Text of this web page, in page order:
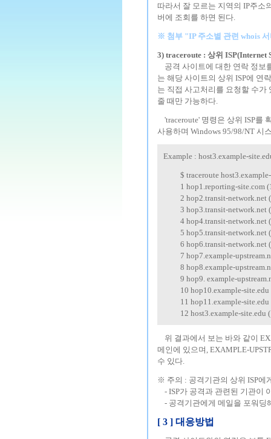
따라서 잘 모르는 지역의 IP주소
버에 조회를 하면 된다.
※ 첨부 "IP 주소별 관련 whois
3) traceroute : 상위 ISP(Internet
공격 사이트에 대한 연락 정보
는 해당 사이트의 상위 ISP에 연
는 직접 사고처리를 요청할 수가
줄 때만 가능하다.
'traceroute' 명령은 상위 ISP를
사용하며 Windows 95/98/NT 시
Example : host3.example-
$ traceroute
1 hop1.reporting-site.com
2 hop2.transit-network.net
3 hop3.transit-network.net
4 hop4.transit-network.net
5 hop5.transit-network.net
6 hop6.transit-network.net
7 hop7.example-
8 hop8.example-
9 hop9. example-
10 hop10.example-
11 hop11.example-
12 host3.example-site.edu
위 결과에서 보는 바와 같이
메인에 있으며, EXAMPLE-
수 있다.
※ 주의 : 공격기관의 상위 ISP에
- ISP가 공격과 관련된 기관이
- 공격기관에게 메일을 포워딩
[ 3 ] 대응방법